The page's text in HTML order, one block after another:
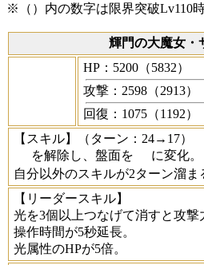
※（）内の数字は限界突破Lv110
輝門の大魔女・
HP：5200（5832）
攻撃：2598（2913）
回復：1075（1192）
【スキル】
（ターン：24→17）
を解除し、盤面を
に変化。
自分以外のスキルが2ターン溜ま
【リーダースキル】
光を3個以上つなげて消すと攻撃
操作時間が5秒延長。
光属性のHPが5倍。